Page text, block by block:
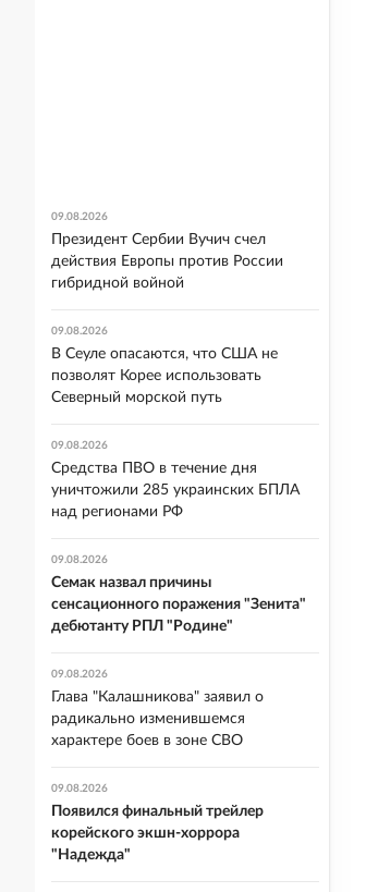
09.08.2026
Президент Сербии Вучич счел
действия Европы против России
гибридной войной
09.08.2026
В Сеуле опасаются, что США не
позволят Корее использовать
Северный морской путь
09.08.2026
Средства ПВО в течение дня
уничтожили 285 украинских БПЛА
над регионами РФ
09.08.2026
Семак назвал причины
сенсационного поражения "Зенита"
дебютанту РПЛ "Родине"
09.08.2026
Глава "Калашникова" заявил о
радикально изменившемся
характере боев в зоне СВО
09.08.2026
Появился финальный трейлер
корейского экшн-хоррора
"Надежда"